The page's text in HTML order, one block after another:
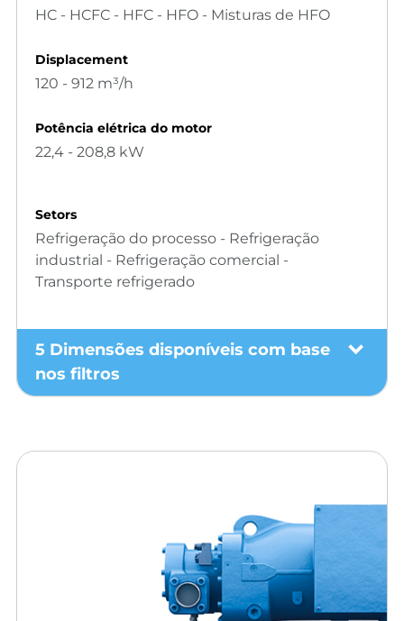
HC - HCFC - HFC - HFO - Misturas de HFO
Displacement
120 - 912 m³/h
Potência elétrica do motor
22,4 - 208,8 kW
Setors
Refrigeração do processo - Refrigeração
industrial - Refrigeração comercial -
Transporte refrigerado
5 Dimensões disponíveis com base
nos filtros